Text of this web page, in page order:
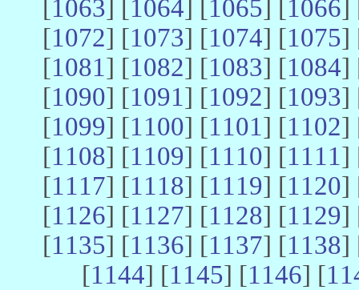
[1063] [1064] [1065] [1066]
[1072] [1073] [1074] [1075]
[1081] [1082] [1083] [1084]
[1090] [1091] [1092] [1093]
[1099] [1100] [1101] [1102]
[1108] [1109] [1110] [1111]
[1117] [1118] [1119] [1120]
[1126] [1127] [1128] [1129]
[1135] [1136] [1137] [1138]
[1144] [1145] [1146] [